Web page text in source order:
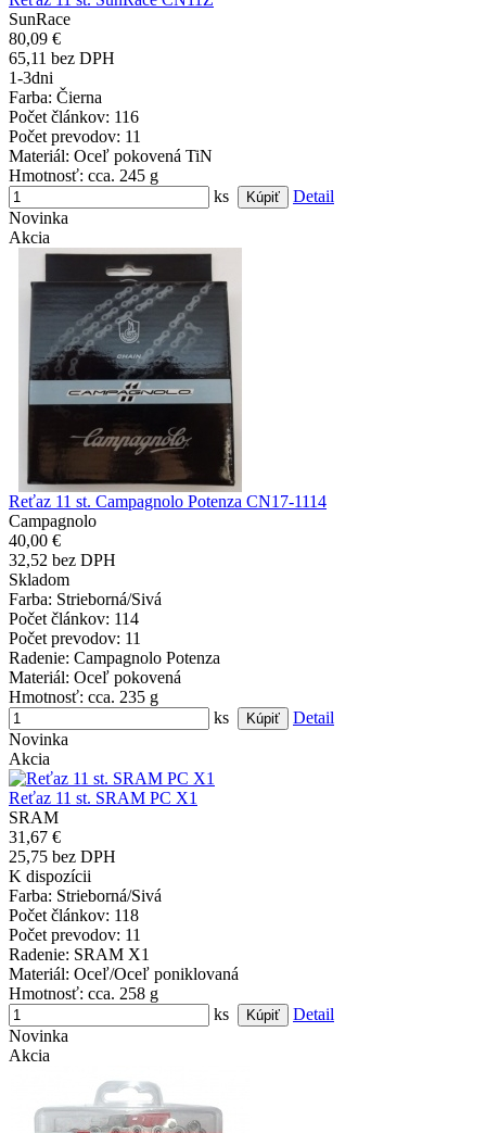
SunRace
80,09 €
65,11 bez DPH
1-3dni
Farba: Čierna
Počet článkov: 116
Počet prevodov: 11
Materiál: Oceľ pokovená TiN
Hmotnosť: cca. 245 g
ks
Detail
Novinka
Akcia
Reťaz 11 st. Campagnolo Potenza CN17-1114
Campagnolo
40,00 €
32,52 bez DPH
Skladom
Farba: Strieborná/Sivá
Počet článkov: 114
Počet prevodov: 11
Radenie: Campagnolo Potenza
Materiál: Oceľ pokovená
Hmotnosť: cca. 235 g
ks
Detail
Novinka
Akcia
Reťaz 11 st. SRAM PC X1
SRAM
31,67 €
25,75 bez DPH
K dispozícii
Farba: Strieborná/Sivá
Počet článkov: 118
Počet prevodov: 11
Radenie: SRAM X1
Materiál: Oceľ/Oceľ poniklovaná
Hmotnosť: cca. 258 g
ks
Detail
Novinka
Akcia